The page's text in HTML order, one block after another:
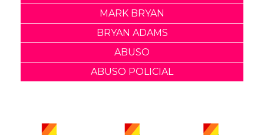
MARK BRYAN
BRYAN ADAMS
ABUSO
ABUSO POLICIAL